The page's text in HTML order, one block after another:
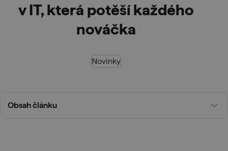
v IT, která potěší každého
nováčka
Novinky
Obsah článku